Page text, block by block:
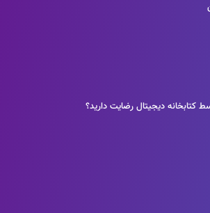
کتابخانه دیجیتال رضایت دارید؟